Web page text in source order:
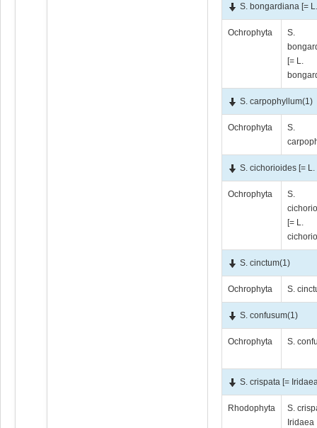
S. bongardiana [=
Ochrophyta
S.
[= L.
S. carpophyllum(1)
Ochrophyta
S.
S. cichorioides [=
Ochrophyta
S.
[= L.
S. cinctum(1)
Ochrophyta S.
S. confusum(1)
Ochrophyta S.
S. crispata [=
Rhodophyta
S.
Iridaea